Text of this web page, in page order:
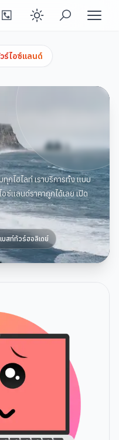
Enable dark
ร์ไอซ์แลนด์
กไฮไลท์ เราบริการทั้ง แบบ
ซ์แลนด์ราคาถูกได้เลย เปิด
เบสท์ทัวร์ฮอลิเดย์